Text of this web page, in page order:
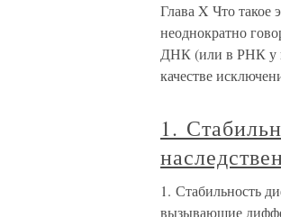
Глава X Что такое
неоднократно
ДНК (или в РНК у
качестве
1.
1. Стабильность
вызывающие